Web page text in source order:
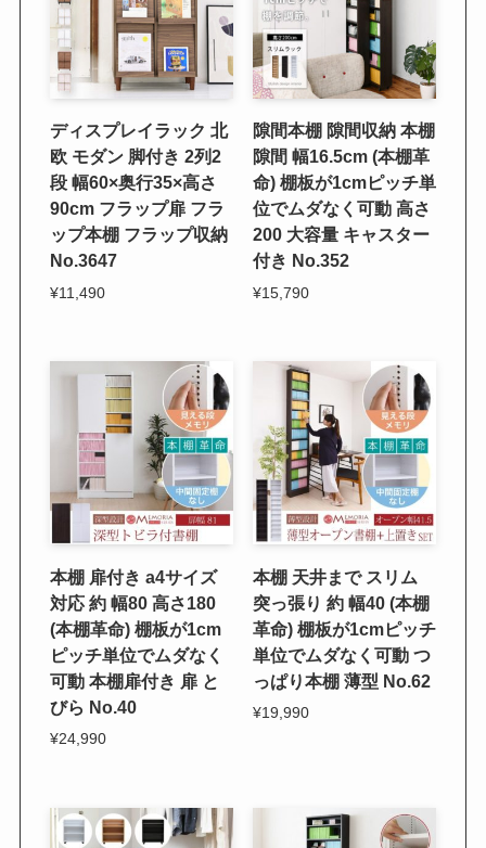
ディスプレイラック 北
欧 モダン 脚付き 2列2
段 幅60×奥行35×高さ
90cm フラップ扉 フラ
ップ本棚 フラップ収納
No.3647
¥11,490
隙間本棚 隙間収納 本棚
隙間 幅16.5cm (本棚革
命) 棚板が1cmピッチ単
位でムダなく可動 高さ
200 大容量 キャスター
付き No.352
¥15,790
本棚 扉付き a4サイズ
対応 約 幅80 高さ180
(本棚革命) 棚板が1cm
ピッチ単位でムダなく
可動 本棚扉付き 扉 と
びら No.40
¥24,990
本棚 天井まで スリム
突っ張り 約 幅40 (本棚
革命) 棚板が1cmピッチ
単位でムダなく可動 つ
っぱり本棚 薄型 No.62
¥19,990